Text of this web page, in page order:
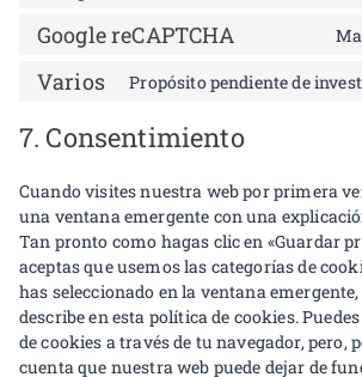
Google reCAPTCHA
Varios Propósito pendiente de
7. Consentimiento
Cuando visites nuestra web por primera
una ventana emergente con una
Tan pronto como hagas clic en «Guardar
aceptas que usemos las categorías de
has seleccionado en la ventana
describe en esta política de cookies.
de cookies a través de tu navegador, pero,
cuenta que nuestra web puede dejar de